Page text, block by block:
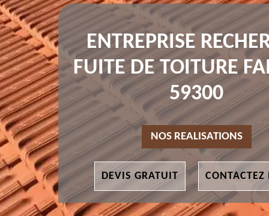
ENTREPRISE
FUITE DE TOITURE
59300
NOS REALISATIONS
DEVIS GRATUIT CONTACTEZ